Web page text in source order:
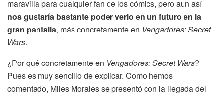
maravilla para cualquier fan de los cómics, pero aun así
nos gustaría bastante poder verlo en un futuro en la
gran pantalla, más concretamente en Vengadores: Secret
Wars.
¿Por qué concretamente en Vengadores: Secret Wars?
Pues es muy sencillo de explicar. Como hemos
comentado, Miles Morales se presentó con la llegada del